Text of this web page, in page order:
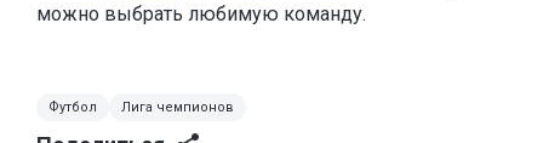
можно выбрать любимую команду.
Футбол Лига чемпионов